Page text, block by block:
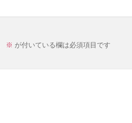
※ が付いている欄は必須項目です